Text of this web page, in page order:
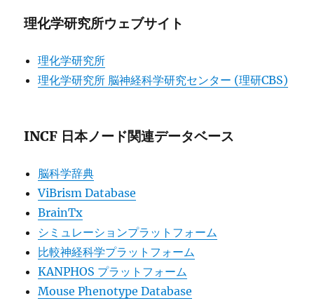
理化学研究所ウェブサイト
理化学研究所
理化学研究所 脳神経科学研究センター (理研CBS)
INCF 日本ノード関連データベース
脳科学辞典
ViBrism Database
BrainTx
シミュレーションプラットフォーム
比較神経科学プラットフォーム
KANPHOS プラットフォーム
Mouse Phenotype Database